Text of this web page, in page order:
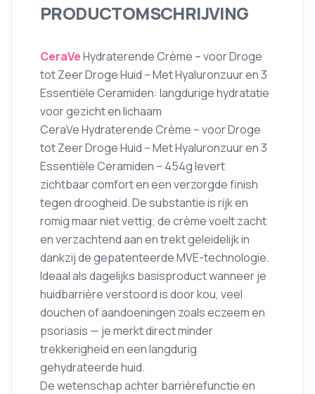
PRODUCTOMSCHRIJVING
CeraVeHydraterende Crème – voor Droge
tot Zeer Droge Huid – Met Hyaluronzuur en 3
Essentiële Ceramiden: langdurige hydratatie
voor gezicht en lichaam
CeraVe Hydraterende Crème – voor Droge
tot Zeer Droge Huid – Met Hyaluronzuur en 3
Essentiële Ceramiden – 454g levert
zichtbaar comfort en een verzorgde finish
tegen droogheid. De substantie is rijk en
romig maar niet vettig; de crème voelt zacht
en verzachtend aan en trekt geleidelijk in
dankzij de gepatenteerde MVE-technologie.
Ideaal als dagelijks basisproduct wanneer je
huidbarrière verstoord is door kou, veel
douchen of aandoeningen zoals eczeem en
psoriasis — je merkt direct minder
trekkerigheid en een langdurig
gehydrateerde huid.
De wetenschap achter barrièrefunctie en